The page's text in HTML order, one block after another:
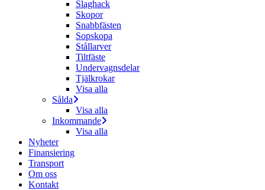
Slaghack
Skopor
Snabbfästen
Sopskopa
Stållarver
Tiltfäste
Undervagnsdelar
Tjälkrokar
Visa alla
Sålda
Visa alla
Inkommande
Visa alla
Nyheter
Finansiering
Transport
Om oss
Kontakt